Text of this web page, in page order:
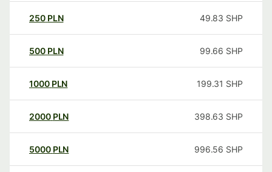
250 PLN 49.83 SHP
500 PLN 99.66 SHP
1000 PLN 199.31 SHP
2000 PLN 398.63 SHP
5000 PLN 996.56 SHP